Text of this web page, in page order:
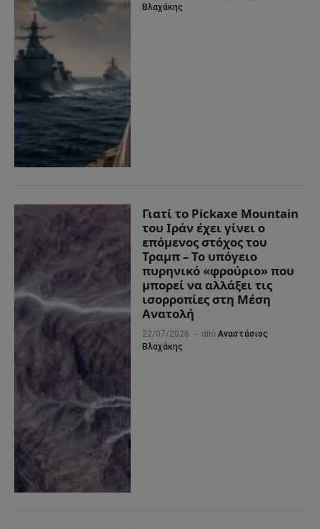
Βλαχάκης
Γιατί το Pickaxe Mountain
του Ιράν έχει γίνει ο
επόμενος στόχος του
Τραμπ – Το υπόγειο
πυρηνικό «φρούριο» που
μπορεί να αλλάξει τις
ισορροπίες στη Μέση
Ανατολή
22/07/2026 από Αναστάσιος
Βλαχάκης